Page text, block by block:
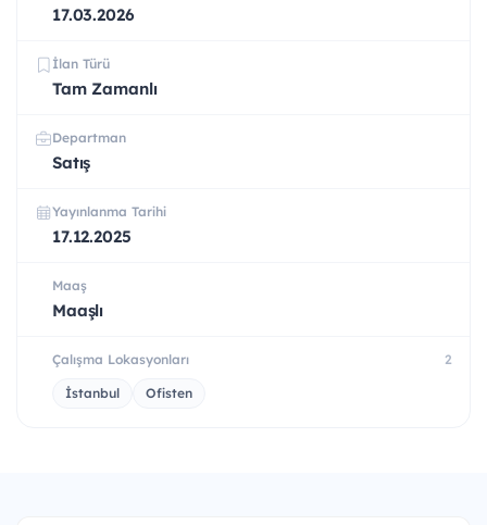
17.03.2026
İlan Türü
Tam Zamanlı
Departman
Satış
Yayınlanma Tarihi
17.12.2025
Maaş
Maaşlı
Çalışma Lokasyonları 2
İstanbul Ofisten